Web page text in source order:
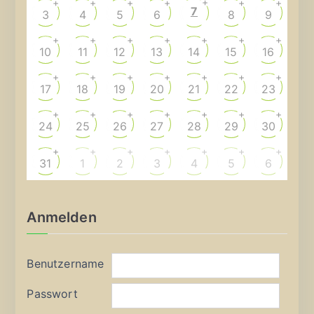
3
+
4
+
5
+
6
+
7 8
+
9
+
10
+
11
+
12
+
13
+
14
+
15
+
16
+
17
+
18
+
19
+
20
+
21
+
22
+
23
+
24
+
25
+
26
+
27
+
28
+
29
+
30
+
31
+
1
+
2
+
3
+
4
+
5
+
6
+
Anmelden
Benutzername
Passwort